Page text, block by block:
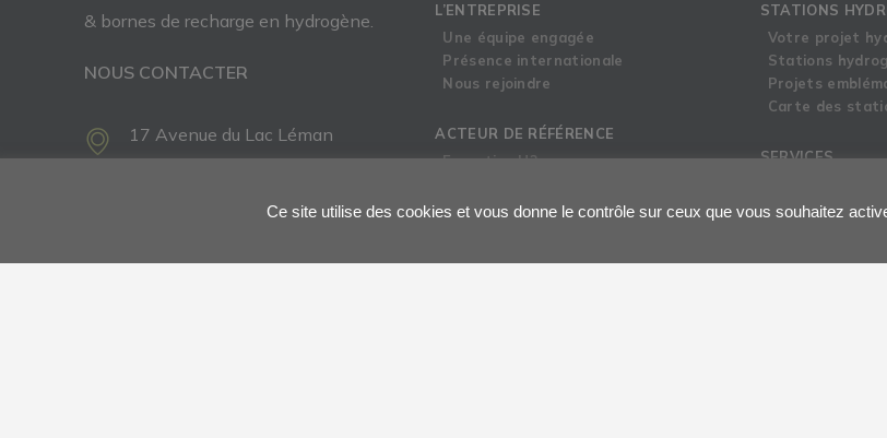
& bornes de recharge en hydrogène.
NOUS CONTACTER
17 Avenue du Lac Léman
L’ENTREPRISE
Une équipe engagée
Présence internationale
Nous rejoindre
ACTEUR DE RÉFÉRENCE
Expertise H2
STATIONS
Votre projet
Stations
Projets
Carte des
SERVICES
Développement
hydrogène
Ce site utilise des cookies et vous donne le contrôle sur ceux que vous souhaitez